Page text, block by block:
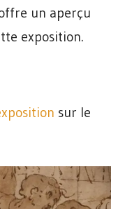
un aperçu
exposition.
sur le